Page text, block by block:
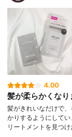
4.00
髪が柔らかくなり
髪がきれいなだけで
かりするようにして
リートメントを見つ